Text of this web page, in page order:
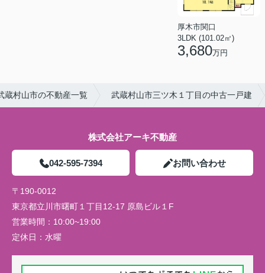
厚木市関口
3LDK (101.02㎡)
3,680万円
蔵村山市の不動産一覧 武蔵村山市三ツ木１丁目の中古一戸建
株式会社アーキ不動産
042-595-7394 お問い合わせ
〒190-0012
東京都立川市曙町１丁目12-17 原島ビル１F
営業時間： 10:00~19:00
定休日： 水曜